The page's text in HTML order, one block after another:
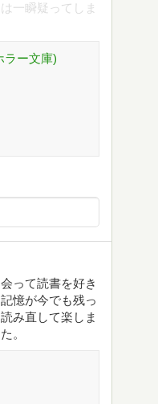
一瞬疑ってしま
ラー文庫)
って読書を好き
憶が今でも残っ
み直して楽しま
。